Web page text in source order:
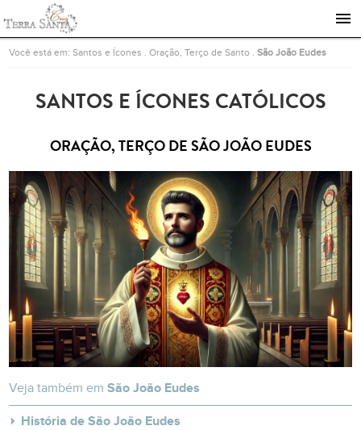
Ir para a página inicial
Você está em:Santos e Ícones .Oração, Terço de Santo .São João Eudes
SANTOS E ÍCONES CATÓLICOS
ORAÇÃO, TERÇO DE SÃO JOÃO EUDES
Veja também emSão João Eudes
História de São João Eudes